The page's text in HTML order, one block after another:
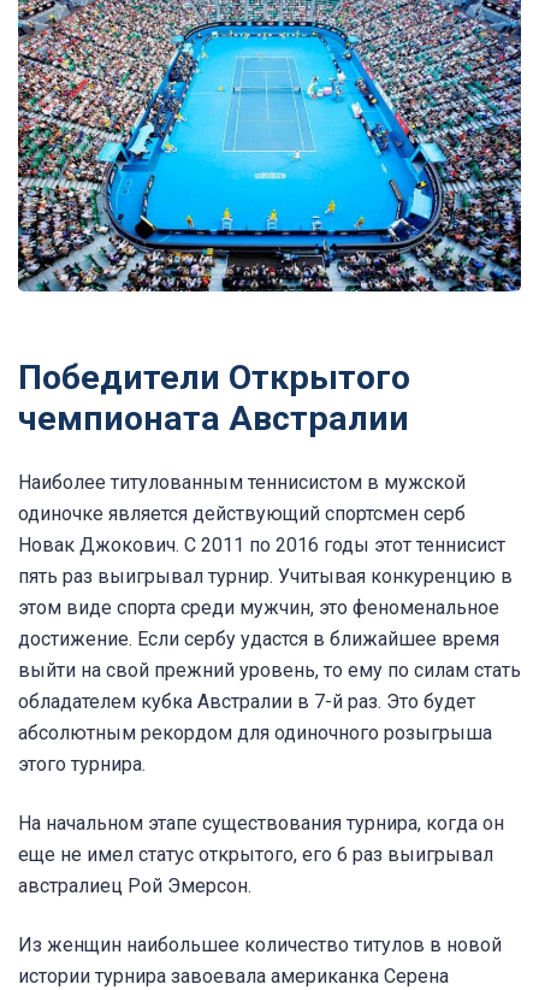
Победители Открытого
чемпионата Австралии
Наиболее титулованным теннисистом в мужской
одиночке является действующий спортсмен серб
Новак Джокович. С 2011 по 2016 годы этот теннисист
пять раз выигрывал турнир. Учитывая конкуренцию в
этом виде спорта среди мужчин, это феноменальное
достижение. Если сербу удастся в ближайшее время
выйти на свой прежний уровень, то ему по силам стать
обладателем кубка Австралии в 7-й раз. Это будет
абсолютным рекордом для одиночного розыгрыша
этого турнира.
На начальном этапе существования турнира, когда он
еще не имел статус открытого, его 6 раз выигрывал
австралиец Рой Эмерсон.
Из женщин наибольшее количество титулов в новой
истории турнира завоевала американка Серена